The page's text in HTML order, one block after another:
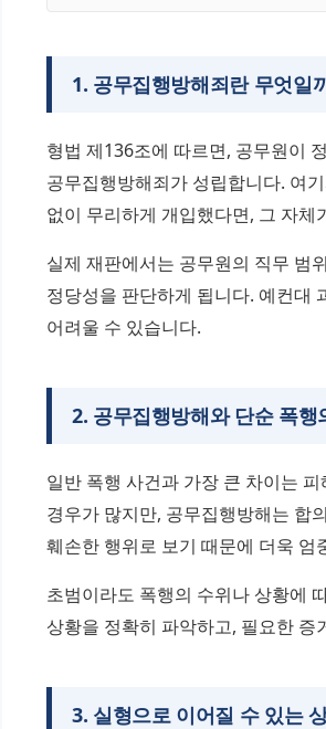
1. 공무집행방해죄란 무엇일
형법 제136조에 따르면, 공무원이
공무집행방해죄가 성립합니다. 여
없이 무리하게 개입했다면, 그 자
실제 재판에서는 공무원의 직무 범
정당성을 판단하게 됩니다. 예컨대
어려울 수 있습니다.
2. 공무집행방해와 단순 폭행
일반 폭행 사건과 가장 큰 차이는
경우가 많지만, 공무집행방해는 합
훼손한 행위로 보기 때문에 더욱 엄
초범이라도 폭행의 수위나 상황에
상황을 정확히 파악하고, 필요한
3. 실형으로 이어질 수 있는